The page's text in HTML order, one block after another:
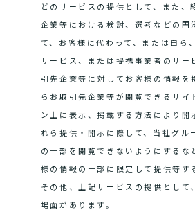
どのサービスの提供として、また、
企業等における検討、選考などの円
て、お客様に代わって、または自ら
サービス、または提携事業者のサー
引先企業等に対してお客様の情報を
らお取引先企業等が閲覧できるサイ
ン上に表示、掲載する方法により開
れら提供・開示に際して、当社グル
の一部を閲覧できないようにするな
様の情報の一部に限定して提供等す
その他、上記サービスの提供として
場面があります。